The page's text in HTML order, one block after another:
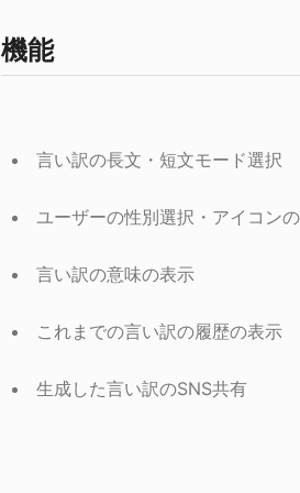
機能
言い訳の長文・短文モード選択
ユーザーの性別選択・アイコン
言い訳の意味の表示
これまでの言い訳の履歴の表示
生成した言い訳のSNS共有